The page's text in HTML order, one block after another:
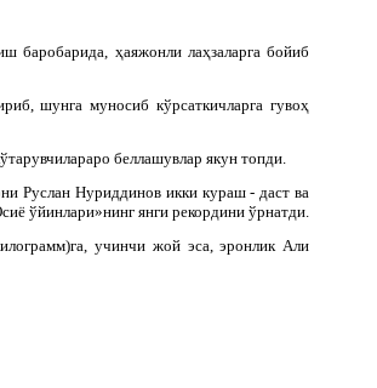
баробарида, ҳаяжонли лаҳзаларга бойиб
шунга муносиб кўрсаткичларга гувоҳ
беллашувлар якун топди.
Руслан Нуриддинов икки кураш - даст ва
ўйинлари»нинг янги рекордини ўрнатди.
учинчи жой эса, эронлик Али